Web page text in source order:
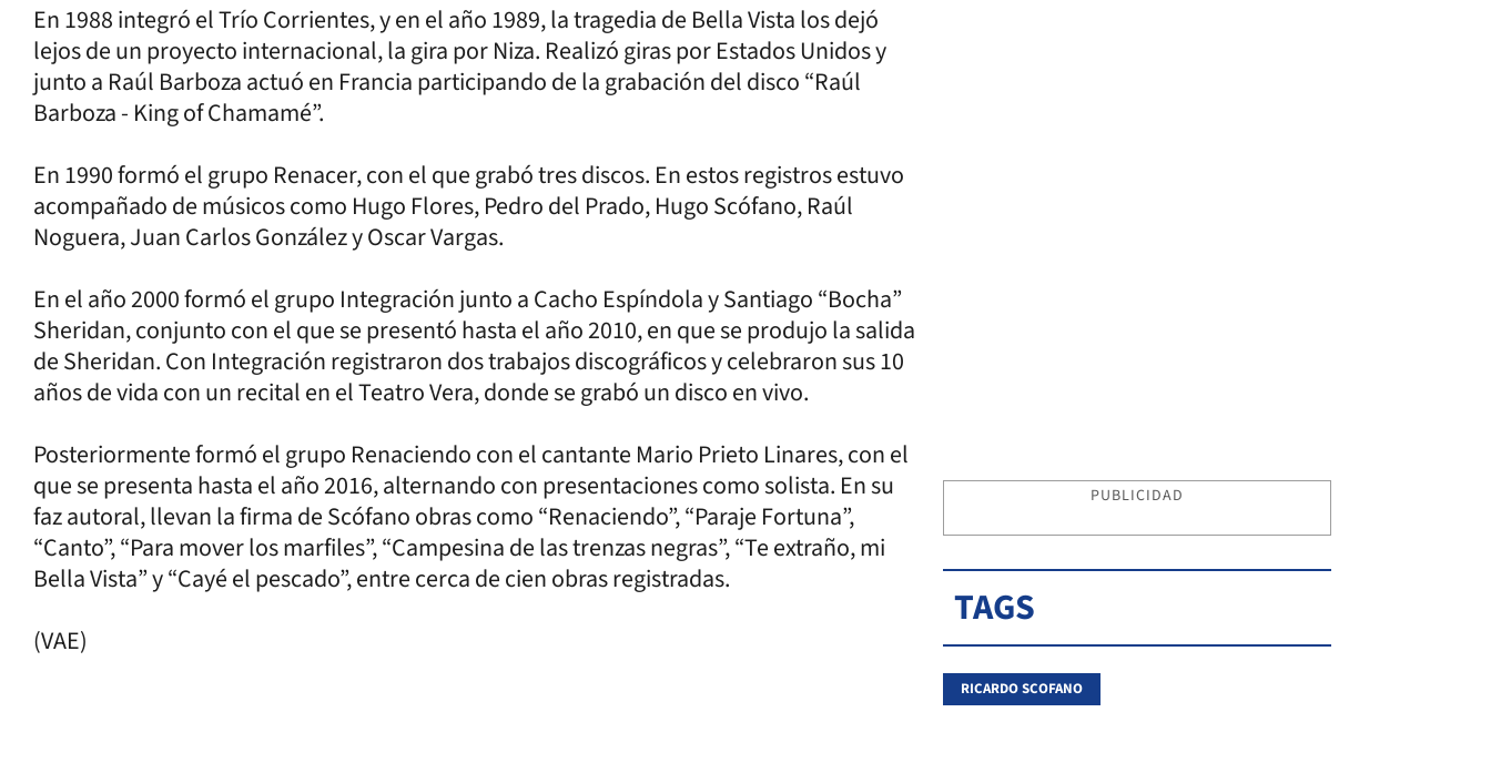
En 1988 integró el Trío Corrientes, y en el año 1989, la tragedia de Bella Vista los dejó
lejos de un proyecto internacional, la gira por Niza. Realizó giras por Estados Unidos y
junto a Raúl Barboza actuó en Francia participando de la grabación del disco “Raúl
Barboza - King of Chamamé”.
En 1990 formó el grupo Renacer, con el que grabó tres discos. En estos registros estuvo
acompañado de músicos como Hugo Flores, Pedro del Prado, Hugo Scófano, Raúl
Noguera, Juan Carlos González y Oscar Vargas.
En el año 2000 formó el grupo Integración junto a Cacho Espíndola y Santiago “Bocha”
Sheridan, conjunto con el que se presentó hasta el año 2010, en que se produjo la salida
de Sheridan. Con Integración registraron dos trabajos discográficos y celebraron sus 10
años de vida con un recital en el Teatro Vera, donde se grabó un disco en vivo.
Posteriormente formó el grupo Renaciendo con el cantante Mario Prieto Linares, con el
que se presenta hasta el año 2016, alternando con presentaciones como solista. En su
faz autoral, llevan la firma de Scófano obras como “Renaciendo”, “Paraje Fortuna”,
“Canto”, “Para mover los marfiles”, “Campesina de las trenzas negras”, “Te extraño, mi
Bella Vista” y “Cayé el pescado”, entre cerca de cien obras registradas.
(VAE)
PUBLICIDAD
TAGS
RICARDO SCOFANO